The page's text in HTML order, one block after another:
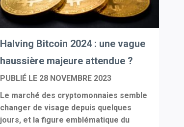
Halving Bitcoin 2024 : une vague
haussière majeure attendue ?
PUBLIÉ LE 28 NOVEMBRE 2023
Le marché des cryptomonnaies semble
changer de visage depuis quelques
jours, et la figure emblématique du